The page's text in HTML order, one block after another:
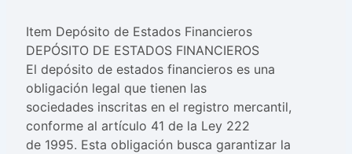
Item Depósito de Estados Financieros
DEPÓSITO DE ESTADOS FINANCIEROS
El depósito de estados financieros es una
obligación legal que tienen las
sociedades inscritas en el registro mercantil,
conforme al artículo 41 de la Ley 222
de 1995. Esta obligación busca garantizar la